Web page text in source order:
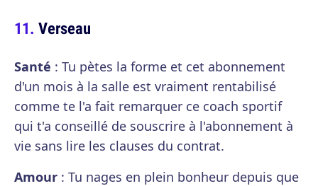
Verseau
Santé : Tu pètes la forme et cet abonnement
d'un mois à la salle est vraiment rentabilisé
comme te l'a fait remarquer ce coach sportif
qui t'a conseillé de souscrire à l'abonnement à
vie sans lire les clauses du contrat.
Amour : Tu nages en plein bonheur depuis que